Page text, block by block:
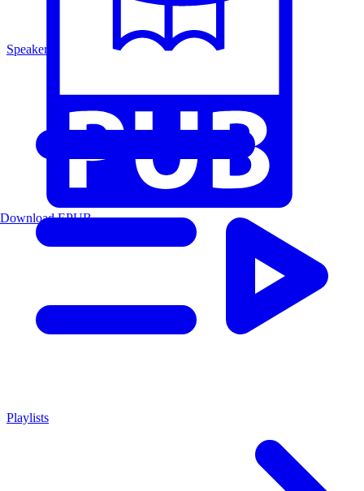
Speakers
Playlists
Download EPUB